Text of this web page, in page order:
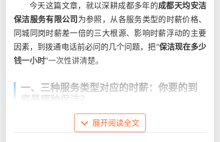
今天这篇文章，就以深耕成都多年的成都天均安洁
保洁服务有限公司 为参照，从各服务类型的时薪价格、
同城同岗时薪差一倍的三大根源、影响时薪浮动的主要
因素，到拨通电话前必问的几个问题，把“保洁现在多少
钱一小时”一次性讲清楚。
一、三种服务类型对应的时薪：你要的到
底是哪种保洁？
保洁现在多少钱一小时
度保洁和开荒保洁的时薪完全不同。很多人看到30元和
展开阅读全文